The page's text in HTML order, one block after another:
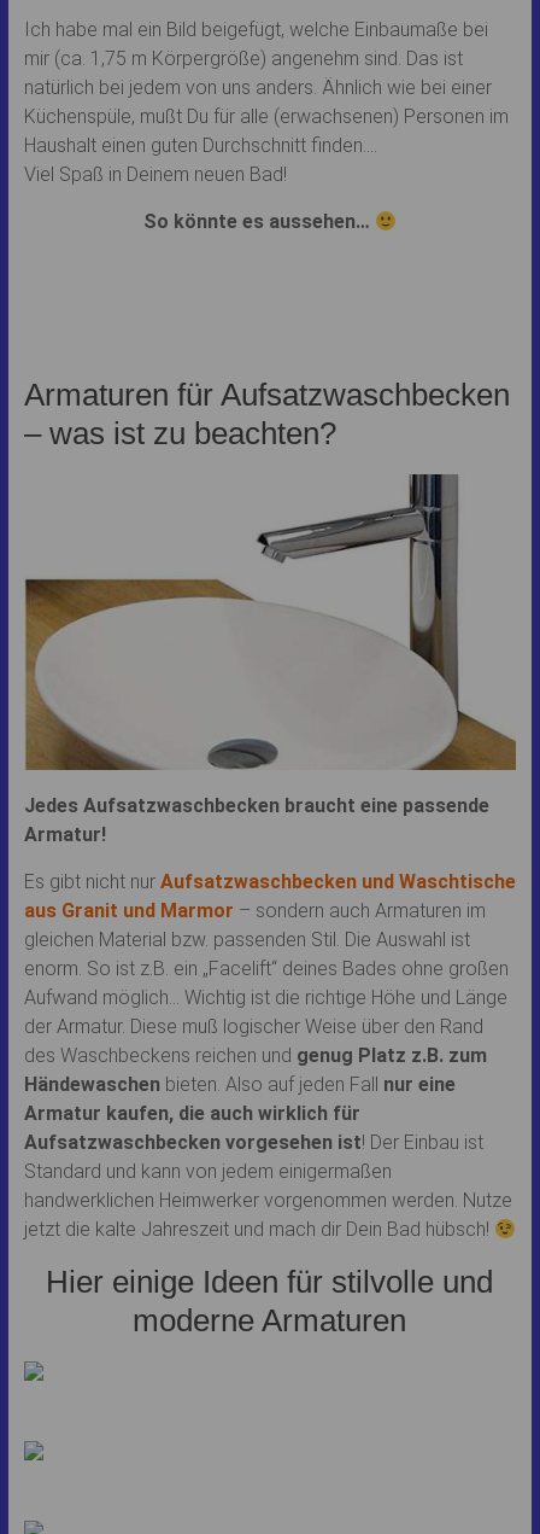
Ich habe mal ein Bild beigefügt, welche Einbaumaße bei
mir (ca. 1,75 m Körpergröße) angenehm sind. Das ist
natürlich bei jedem von uns anders. Ähnlich wie bei einer
Küchenspüle, mußt Du für alle (erwachsenen) Personen im
Haushalt einen guten Durchschnitt finden….
Viel Spaß in Deinem neuen Bad!
So könnte es aussehen…
Armaturen für Aufsatzwaschbecken
– was ist zu beachten?
Jedes Aufsatzwaschbecken braucht eine passende
Armatur!
Es gibt nicht nur Aufsatzwaschbecken und Waschtische
aus Granit und Marmor – sondern auch Armaturen im
gleichen Material bzw. passenden Stil. Die Auswahl ist
enorm. So ist z.B. ein „Facelift“ deines Bades ohne großen
Aufwand möglich… Wichtig ist die richtige Höhe und Länge
der Armatur. Diese muß logischer Weise über den Rand
des Waschbeckens reichen und genug Platz z.B. zum
Händewaschen bieten. Also auf jeden Fall nur eine
Armatur kaufen, die auch wirklich für
Aufsatzwaschbecken vorgesehen ist! Der Einbau ist
Standard und kann von jedem einigermaßen
handwerklichen Heimwerker vorgenommen werden. Nutze
jetzt die kalte Jahreszeit und mach dir Dein Bad hübsch!
Hier einige Ideen für stilvolle und
moderne Armaturen